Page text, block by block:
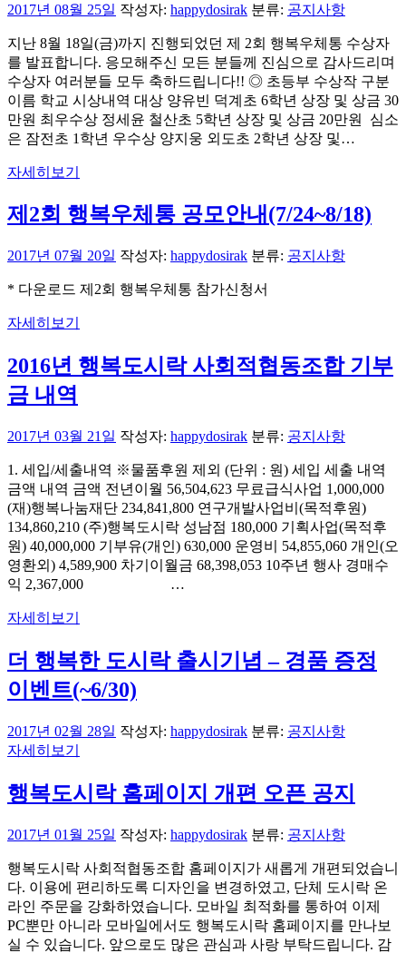
2017년 08월 25일 작성자: happydosirak 분류: 공지사항
지난 8월 18일(금)까지 진행되었던 제 2회 행복우체통 수상자
를 발표합니다. 응모해주신 모든 분들께 진심으로 감사드리며
수상자 여러분들 모두 축하드립니다!! ◎ 초등부 수상작 구분
이름 학교 시상내역 대상 양유빈 덕계초 6학년 상장 및 상금 30
만원 최우수상 정세윤 철산초 5학년 상장 및 상금 20만원 심소
은 잠전초 1학년 우수상 양지웅 외도초 2학년 상장 및…
자세히보기
제2회 행복우체통 공모안내(7/24~8/18)
2017년 07월 20일 작성자: happydosirak 분류: 공지사항
* 다운로드 제2회 행복우체통 참가신청서
자세히보기
2016년 행복도시락 사회적협동조합 기부
금 내역
2017년 03월 21일 작성자: happydosirak 분류: 공지사항
1. 세입/세출내역 ※물품후원 제외 (단위 : 원) 세입 세출 내역
금액 내역 금액 전년이월 56,504,623 무료급식사업 1,000,000
(재)행복나눔재단 234,841,800 연구개발사업비(목적후원)
134,860,210 (주)행복도시락 성남점 180,000 기획사업(목적후
원) 40,000,000 기부유(개인) 630,000 운영비 54,855,060 개인(오
영환외) 4,589,900 차기이월금 68,398,053 10주년 행사 경매수
익 2,367,000 …
자세히보기
더 행복한 도시락 출시기념 – 경품 증정
이벤트(~6/30)
2017년 02월 28일 작성자: happydosirak 분류: 공지사항
자세히보기
행복도시락 홈페이지 개편 오픈 공지
2017년 01월 25일 작성자: happydosirak 분류: 공지사항
행복도시락 사회적협동조합 홈페이지가 새롭게 개편되었습니
다. 이용에 편리하도록 디자인을 변경하였고, 단체 도시락 온
라인 주문을 강화하였습니다. 모바일 최적화를 통하여 이제
PC뿐만 아니라 모바일에서도 행복도시락 홈페이지를 만나보
실 수 있습니다. 앞으로도 많은 관심과 사랑 부탁드립니다. 감